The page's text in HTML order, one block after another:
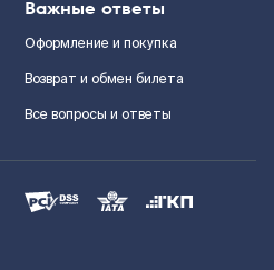
Важные ответы
Оформление и покупка
Возврат и обмен билета
Все вопросы и ответы